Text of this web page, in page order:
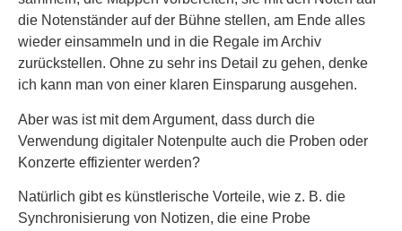
die Notenständer auf der Bühne stellen, am Ende alles
wieder einsammeln und in die Regale im Archiv
zurückstellen. Ohne zu sehr ins Detail zu gehen, denke
ich kann man von einer klaren Einsparung ausgehen.
Aber was ist mit dem Argument, dass durch die
Verwendung digitaler Notenpulte auch die Proben oder
Konzerte effizienter werden?
Natürlich gibt es künstlerische Vorteile, wie z. B. die
Synchronisierung von Notizen, die eine Probe